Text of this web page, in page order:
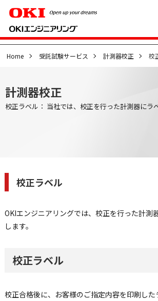
Home 受託試験サービス 計測器校正 校
計測器校正
校正ラベル： 当社では、校正を行った計測器にラ
校正ラベル
OKIエンジニアリングでは、校正を行った計測
します。
校正ラベル
校正合格後に、お客様のご指定内容を印刷した